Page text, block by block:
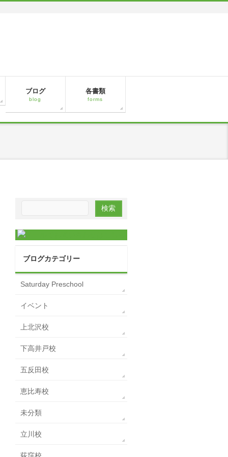
ブログ
blog
各書類
forms
ブログカテゴリー
Saturday Preschool
イベント
上北沢校
下高井戸校
五反田校
恵比寿校
未分類
立川校